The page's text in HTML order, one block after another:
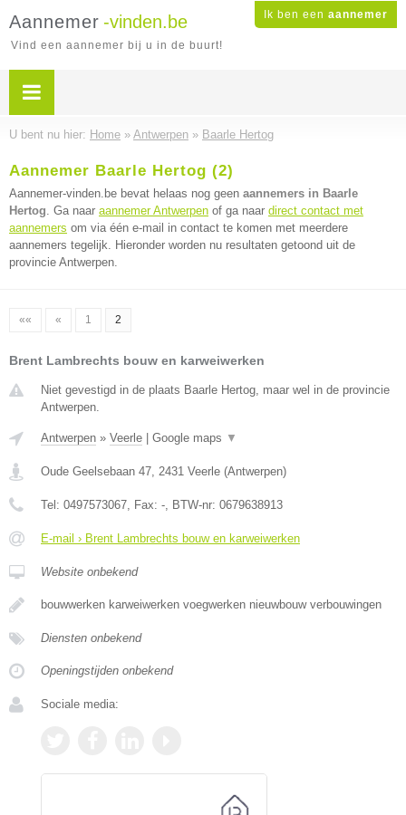
Ik ben een aannemer
Aannemer -vinden.be
Vind een aannemer bij u in de buurt!
U bent nu hier: Home » Antwerpen » Baarle Hertog
Aannemer Baarle Hertog (2)
Aannemer-vinden.be bevat helaas nog geen aannemers in Baarle
Hertog. Ga naar aannemer Antwerpen of ga naar direct contact met
aannemers om via één e-mail in contact te komen met meerdere
aannemers tegelijk. Hieronder worden nu resultaten getoond uit de
provincie Antwerpen.
«« « 1 2
Brent Lambrechts bouw en karweiwerken
Niet gevestigd in de plaats Baarle Hertog, maar wel in de provincie
Antwerpen.
Antwerpen » Veerle Google maps ▼
Oude Geelsebaan 47, 2431 Veerle (Antwerpen)
Tel: 0497573067, Fax: -, BTW-nr: 0679638913
E-mail › Brent Lambrechts bouw en karweiwerken
Website onbekend
bouwwerken karweiwerken voegwerken nieuwbouw verbouwingen
Diensten onbekend
Openingstijden onbekend
Sociale media: